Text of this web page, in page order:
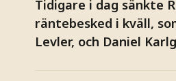
Tidigare i dag sänkte
räntebesked i kväll,
Levler, och Daniel